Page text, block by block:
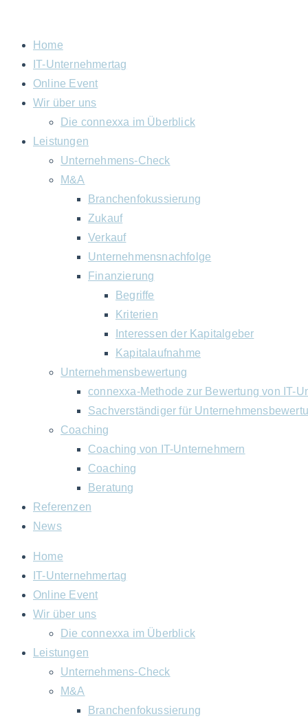
springen
Home
IT-Unternehmertag
Online Event
Wir über uns
Die connexxa im Überblick
Leistungen
Unternehmens-Check
M&A
Branchenfokussierung
Zukauf
Verkauf
Unternehmensnachfolge
Finanzierung
Begriffe
Kriterien
Interessen der Kapitalgeber
Kapitalaufnahme
Unternehmensbewertung
connexxa-Methode zur Bewertung von IT-
Sachverständiger für
Coaching
Coaching von IT-Unternehmern
Coaching
Beratung
Referenzen
News
Home
IT-Unternehmertag
Online Event
Wir über uns
Die connexxa im Überblick
Leistungen
Unternehmens-Check
M&A
Branchenfokussierung